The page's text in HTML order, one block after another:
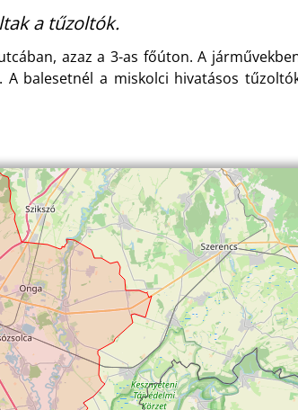
a tűzoltók.
azaz a 3-as főúton. A
A balesetnél a miskolci hivatásos